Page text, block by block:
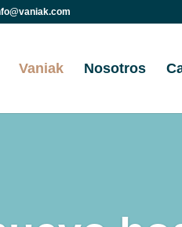
Vaniak Nosotros